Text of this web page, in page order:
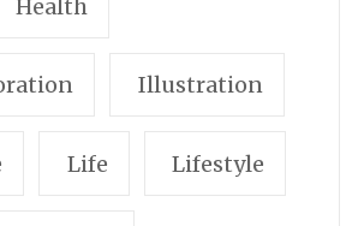
Health
Illustration
Life Lifestyle